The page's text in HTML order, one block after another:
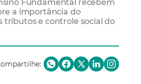
Fundamental recebem
a importância do
tributos e controle social do